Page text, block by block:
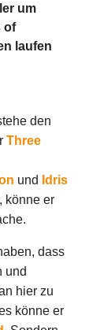
um
of
laufen
den
Three
und Idris
könne er
dass
und
hier zu
könne er